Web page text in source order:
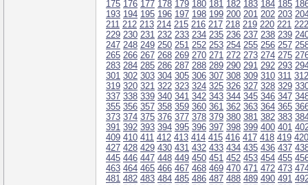
175 176 177 178 179 180 181 182 183 184 185
193 194 195 196 197 198 199 200 201 202 203
211 212 213 214 215 216 217 218 219 220 221 222
229 230 231 232 233 234 235 236 237 238 239
247 248 249 250 251 252 253 254 255 256 257
265 266 267 268 269 270 271 272 273 274 275
283 284 285 286 287 288 289 290 291 292 293
301 302 303 304 305 306 307 308 309 310 311 312
319 320 321 322 323 324 325 326 327 328 329
337 338 339 340 341 342 343 344 345 346 347
355 356 357 358 359 360 361 362 363 364 365
373 374 375 376 377 378 379 380 381 382 383
391 392 393 394 395 396 397 398 399 400 401
409 410 411 412 413 414 415 416 417 418 419 420
427 428 429 430 431 432 433 434 435 436 437
445 446 447 448 449 450 451 452 453 454 455
463 464 465 466 467 468 469 470 471 472 473
481 482 483 484 485 486 487 488 489 490 491